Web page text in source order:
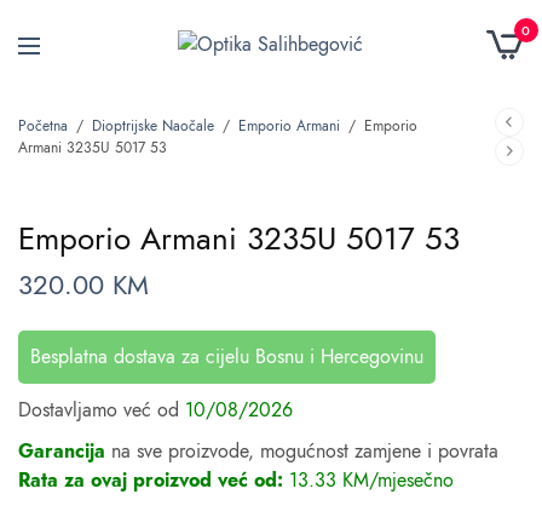
0
Početna / Dioptrijske Naočale / Emporio Armani / Emporio
Armani 3235U 5017 53
Emporio Armani 3235U 5017 53
320.00 KM
Besplatna dostava za cijelu Bosnu i Hercegovinu
Dostavljamo već od 10/08/2026
Garancija na sve proizvode, mogućnost zamjene i povrata
Rata za ovaj proizvod već od: 13.33 KM/mjesečno